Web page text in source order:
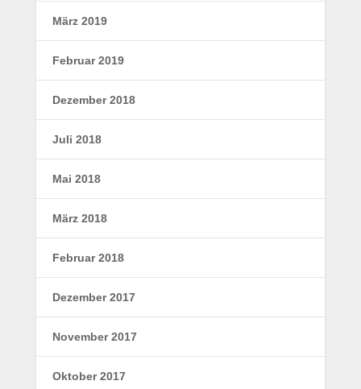
März 2019
Februar 2019
Dezember 2018
Juli 2018
Mai 2018
März 2018
Februar 2018
Dezember 2017
November 2017
Oktober 2017